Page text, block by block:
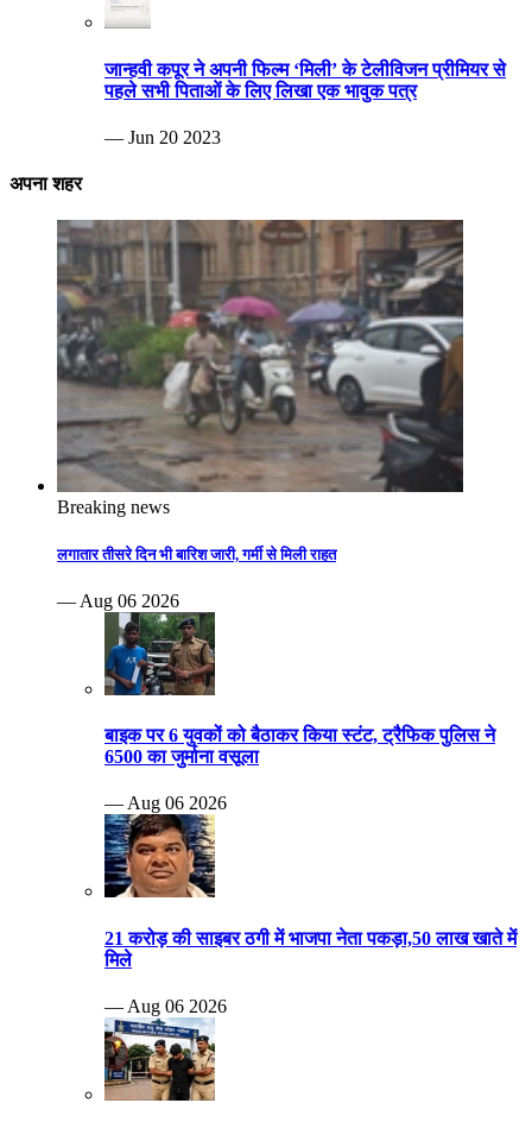
जान्हवी कपूर ने अपनी फिल्म ‘मिली’ के टेलीविजन प्रीमियर से
पहले सभी पिताओं के लिए लिखा एक भावुक पत्र
— Jun 20 2023
अपना शहर
Breaking news
लगातार तीसरे दिन भी बारिश जारी, गर्मी से मिली राहत
— Aug 06 2026
बाइक पर 6 युवकों को बैठाकर किया स्टंट, ट्रैफिक पुलिस ने
6500 का जुर्माना वसूला
— Aug 06 2026
21 करोड़ की साइबर ठगी में भाजपा नेता पकड़ा,50 लाख खाते में
मिले
— Aug 06 2026